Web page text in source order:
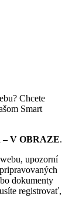
Chcete
Smart
– V OBRAZE.
upozorní
dokumenty
registrovať,